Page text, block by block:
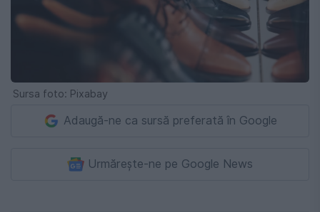
Sursa foto: Pixabay
Adaugă-ne ca sursă preferată în Google
Urmărește-ne pe Google News